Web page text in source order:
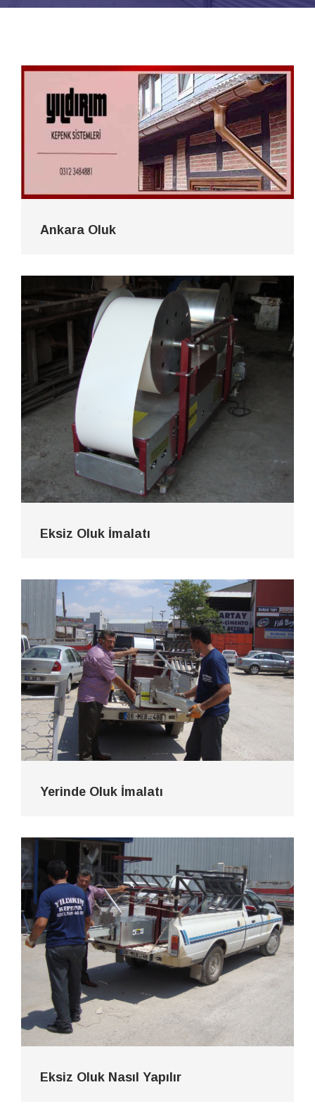
Ankara Oluk
Eksiz Oluk İmalatı
Yerinde Oluk İmalatı
Eksiz Oluk Nasıl Yapılır